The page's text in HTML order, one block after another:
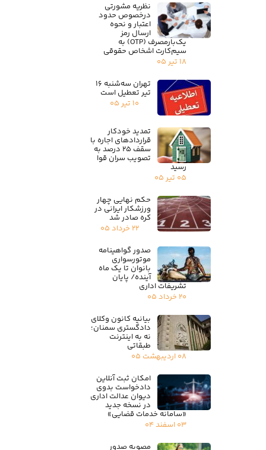
نظریه مشورتی
درخصوص حدود
اعتبار و نحوه
ارسال رمز
یک‌بارمصرف (OTP) به
سیم‌کارت اشخاص حقوقی
۱۸ تیر ۰۵
تهران سه‌شنبه ۱۶
تیر تعطیل است
۱۰ تیر ۰۵
تمدید خودکار
قراردادهای اجاره با
سقف ۲۵ درصد به
تصویب سران قوا
رسید
۰۵ تیر ۰۵
حکم نهایی چهار
ورزشکار ایرانی در
کره صادر شد
۲۲ خرداد ۰۵
صدور گواهینامه
موتورسواری
بانوان تا یک ماه
آینده/ پایان
تشریفات اداری
۲۰ خرداد ۰۵
بیانیه کانون وکلای
دادگستری سمنان؛
نه به اینترنت
طبقاتی
۰۸ اردیبهشت ۰۵
امکان ثبت آنلاین
دادخواست بدوی
دیوان عدالت اداری
در نسخه جدید
«سامانه خدمات قضایی»
۰۳ اسفند ۰۴
مصوبه صدور